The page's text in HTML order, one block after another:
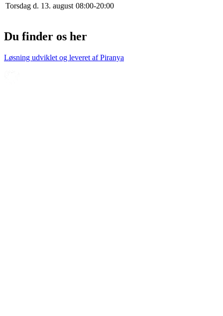
Torsdag d. 13. august 08:00-20:00
Du finder os her
Løsning udviklet og leveret afPiranya